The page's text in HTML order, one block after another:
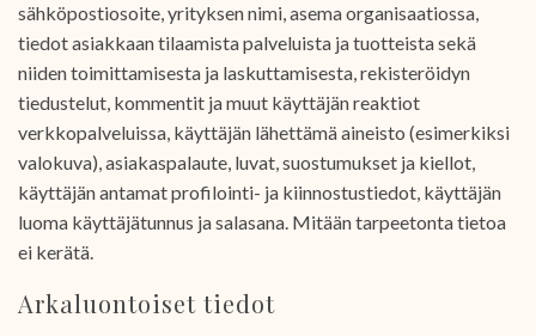
sähköpostiosoite, yrityksen nimi, asema organisaatiossa,
tiedot asiakkaan tilaamista palveluista ja tuotteista sekä
niiden toimittamisesta ja laskuttamisesta, rekisteröidyn
tiedustelut, kommentit ja muut käyttäjän reaktiot
verkkopalveluissa, käyttäjän lähettämä aineisto (esimerkiksi
valokuva), asiakaspalaute, luvat, suostumukset ja kiellot,
käyttäjän antamat profilointi- ja kiinnostustiedot, käyttäjän
luoma käyttäjätunnus ja salasana. Mitään tarpeetonta tietoa
ei kerätä.
Arkaluontoiset tiedot